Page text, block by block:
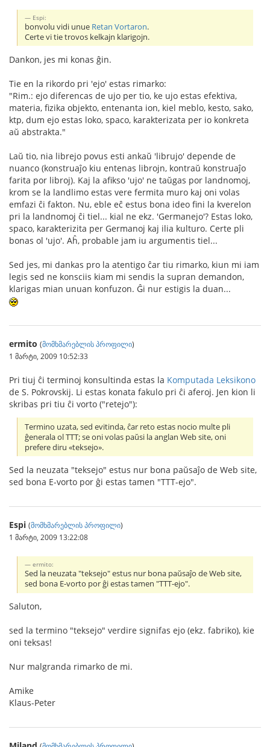
Espi:
bonvolu vidi unue Retan Vortaron.
Certe vi tie trovos kelkajn klarigojn.
Dankon, jes mi konas ĝin.
Tie en la rikordo pri 'ejo' estas rimarko:
"Rim.: ejo diferencas de ujo per tio, ke ujo estas efektiva,
materia, fizika objekto, entenanta ion, kiel meblo, kesto, sako,
ktp, dum ejo estas loko, spaco, karakterizata per io konkreta
aŭ abstrakta."
Laŭ tio, nia librejo povus esti ankaŭ 'librujo' depende de
nuanco (konstruaĵo kiu entenas librojn, kontraŭ konstruaĵo
farita por libroj). Kaj la afikso 'ujo' ne taŭgas por landnomoj,
krom se la landlimo estas vere fermita muro kaj oni volas
emfazi ĉi fakton. Nu, eble eĉ estus bona ideo fini la kverelon
pri la landnomoj ĉi tiel... kial ne ekz. 'Germanejo'? Estas loko,
spaco, karakterizita per Germanoj kaj ilia kulturo. Certe pli
bonas ol 'ujo'. Aĥ, probable jam iu argumentis tiel...
Sed jes, mi dankas pro la atentigo ĉar tiu rimarko, kiun mi iam
legis sed ne konsciis kiam mi sendis la supran demandon,
klarigas mian unuan konfuzon. Ĝi nur estigis la duan...
ermito (მომხმარებლის პროფილი)
1 მარტი, 2009 10:52:33
Pri tiuj ĉi terminoj konsultinda estas la Komputada Leksikono
de S. Pokrovskij. Li estas konata fakulo pri ĉi aferoj. Jen kion li
skribas pri tiu ĉi vorto ("retejo"):
Termino uzata, sed evitinda, ĉar reto estas nocio multe pli
ĝenerala ol TTT; se oni volas paŭsi la anglan Web site, oni
prefere diru «teksejo».
Sed la neuzata "teksejo" estus nur bona paŭsaĵo de Web site,
sed bona E-vorto por ĝi estas tamen "TTT-ejo".
Espi (მომხმარებლის პროფილი)
1 მარტი, 2009 13:22:08
ermito:
Sed la neuzata "teksejo" estus nur bona paŭsaĵo de Web site,
sed bona E-vorto por ĝi estas tamen "TTT-ejo".
Saluton,
sed la termino "teksejo" verdire signifas ejo (ekz. fabriko), kie
oni teksas!
Nur malgranda rimarko de mi.
Amike
Klaus-Peter